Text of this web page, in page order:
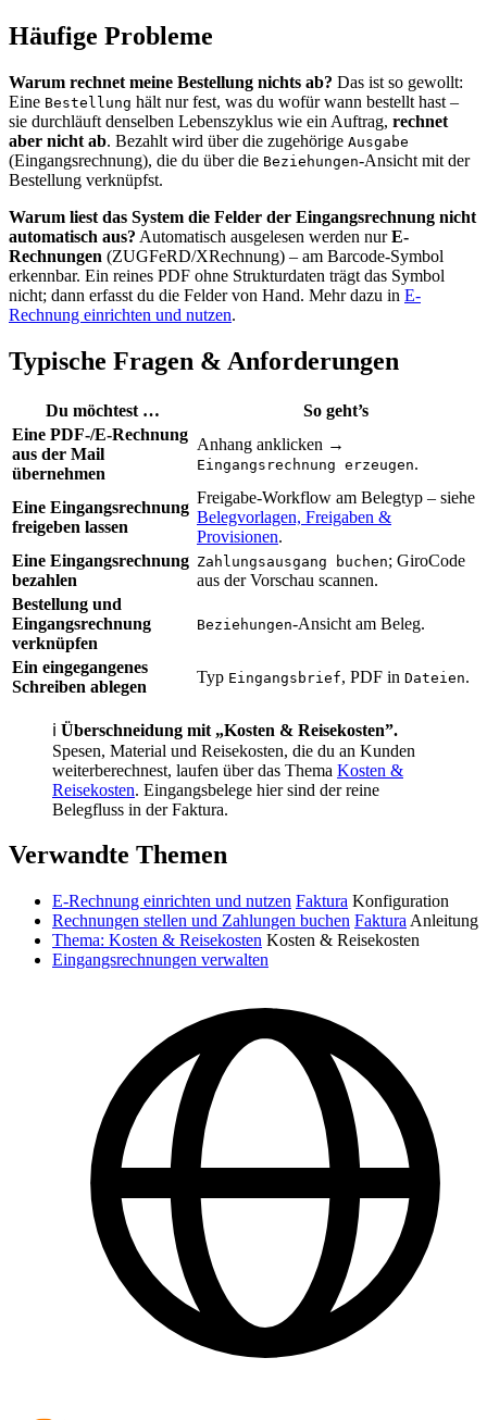
Häufige Probleme
Warum rechnet meine Bestellung nichts ab? Das ist so gewollt:
Eine Bestellung hält nur fest, was du wofür wann bestellt hast –
sie durchläuft denselben Lebenszyklus wie ein Auftrag, rechnet
aber nicht ab. Bezahlt wird über die zugehörige Ausgabe
(Eingangsrechnung), die du über die Beziehungen-Ansicht mit der
Bestellung verknüpfst.
Warum liest das System die Felder der Eingangsrechnung nicht
automatisch aus? Automatisch ausgelesen werden nurE-
Rechnungen (ZUGFeRD/XRechnung) – am Barcode-Symbol
erkennbar. Ein reines PDF ohne Strukturdaten trägt das Symbol
nicht; dann erfasst du die Felder von Hand. Mehr dazu in E-
Rechnung einrichten und nutzen.
Typische Fragen & Anforderungen
Du möchtest …
So geht’s
Eine PDF-/E-Rechnung
aus der Mail
übernehmen
Anhang anklicken →
Eingangsrechnung erzeugen.
Eine Eingangsrechnung
freigeben lassen
Freigabe-Workflow am Belegtyp – siehe
Belegvorlagen, Freigaben &
Provisionen.
Eine Eingangsrechnung
bezahlen
Zahlungsausgang buchen; GiroCode
aus der Vorschau scannen.
Bestellung und
Eingangsrechnung
verknüpfen
Beziehungen-Ansicht am Beleg.
Ein eingegangenes
Schreiben ablegen
Typ Eingangsbrief, PDF in Dateien.
ℹ Überschneidung mit „Kosten & Reisekosten”.
Spesen, Material und Reisekosten, die du an Kunden
weiterberechnest, laufen über das Thema Kosten &
Reisekosten. Eingangsbelege hier sind der reine
Belegfluss in der Faktura.
Verwandte Themen
E-Rechnung einrichten und nutzen Faktura Konfiguration
Rechnungen stellen und Zahlungen buchen Faktura Anleitung
Thema: Kosten & Reisekosten Kosten & Reisekosten
Eingangsrechnungen verwalten